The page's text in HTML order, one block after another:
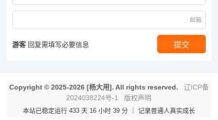
邮箱
游客 回复需填写必要信息
Copyright © 2025-2026 [杨大用]. All rights reserved.
辽ICP备
2024038224号-1
版权声明
本站已稳定运行 433 天 16 小时 39 分 ｜ 记录普通人真实成长